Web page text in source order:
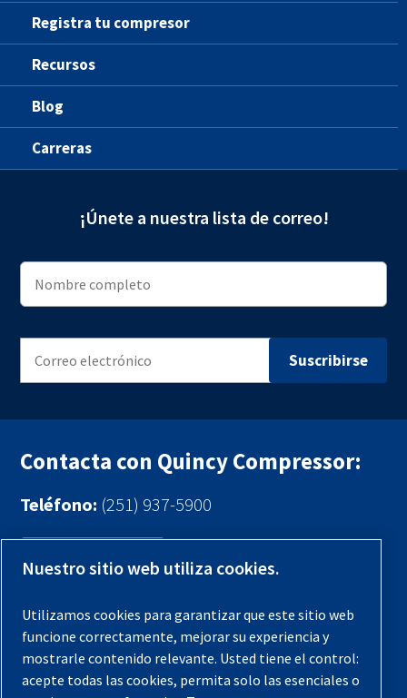
Registra tu compresor
Recursos
Blog
Carreras
¡Únete a nuestra lista de correo!
Contacta con Quincy Compressor:
Teléfono: (251) 937-5900
Contáctenos
Registra tu compresor
Aviso legal
Garantías
Nuestro sitio web utiliza cookies.
Utilizamos cookies para garantizar que este sitio web
funcione correctamente, mejorar su experiencia y
mostrarle contenido relevante. Usted tiene el control:
acepte todas las cookies, permita solo las esenciales o